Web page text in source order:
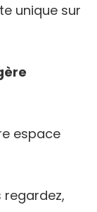
unique sur
espace
regardez,